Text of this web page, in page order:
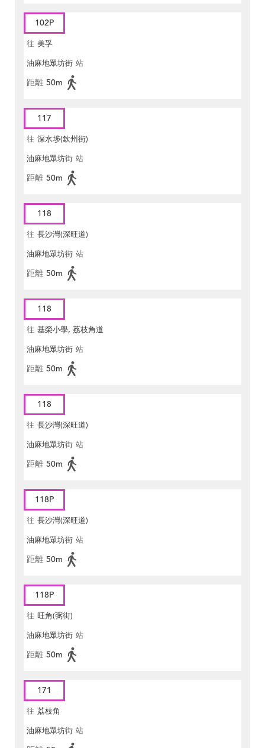
102P
往 美孚
油麻地眾坊街 站
距離 50m
117
往 深水埗(欽州街)
油麻地眾坊街 站
距離 50m
118
往 長沙灣(深旺道)
油麻地眾坊街 站
距離 50m
118
往 基榮小學, 荔枝角道
油麻地眾坊街 站
距離 50m
118
往 長沙灣(深旺道)
油麻地眾坊街 站
距離 50m
118P
往 長沙灣(深旺道)
油麻地眾坊街 站
距離 50m
118P
往 旺角(弼街)
油麻地眾坊街 站
距離 50m
171
往 荔枝角
油麻地眾坊街 站